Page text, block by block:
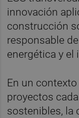
innovación
construcción
responsable
energética y el
En un
proyectos
sostenibles, la